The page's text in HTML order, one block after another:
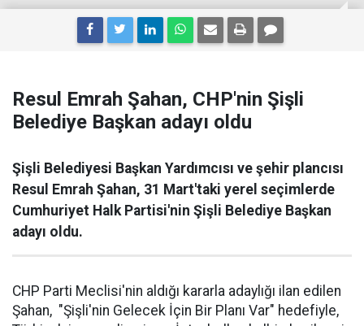
Resul Emrah Şahan, CHP'nin Şişli
Belediye Başkan adayı oldu
Şişli Belediyesi Başkan Yardımcısı ve şehir plancısı
Resul Emrah Şahan, 31 Mart'taki yerel seçimlerde
Cumhuriyet Halk Partisi'nin Şişli Belediye Başkan
adayı oldu.
CHP Parti Meclisi'nin aldığı kararla adaylığı ilan edilen
Şahan, "Şişli'nin Gelecek İçin Bir Planı Var" hedefiyle,